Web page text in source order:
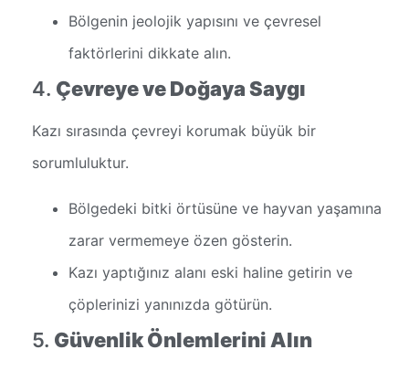
Bölgenin jeolojik yapısını ve çevresel
faktörlerini dikkate alın.
4. Çevreye ve Doğaya Saygı
Kazı sırasında çevreyi korumak büyük bir
sorumluluktur.
Bölgedeki bitki örtüsüne ve hayvan yaşamına
zarar vermemeye özen gösterin.
Kazı yaptığınız alanı eski haline getirin ve
çöplerinizi yanınızda götürün.
5. Güvenlik Önlemlerini Alın